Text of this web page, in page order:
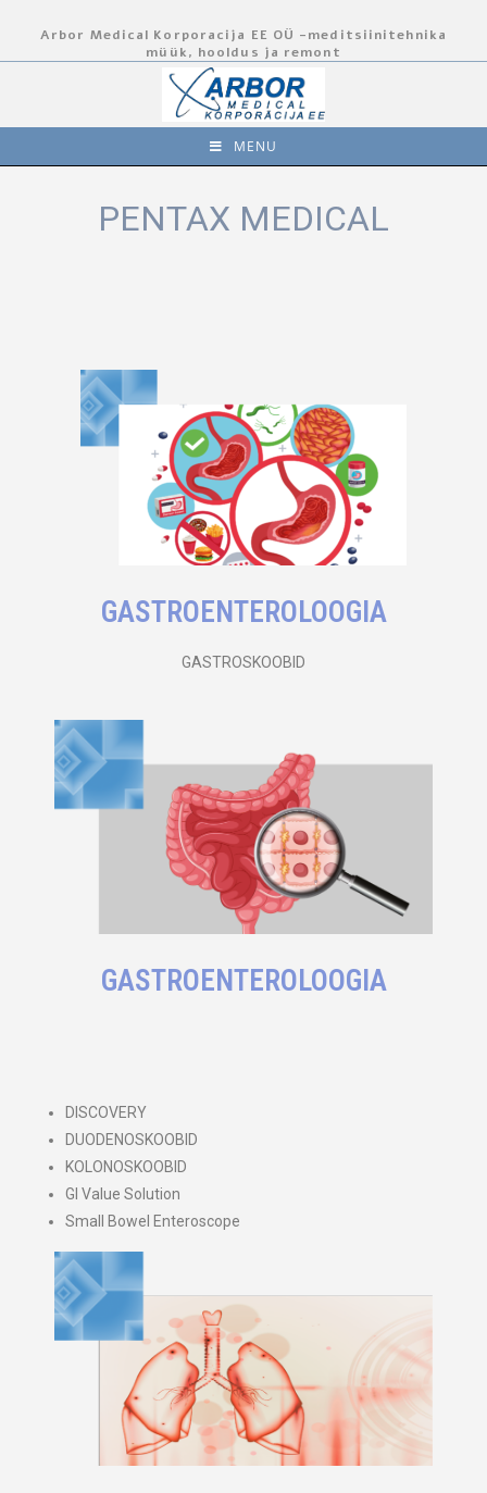
Arbor Medical Korporacija EE OÜ -meditsiinitehnika
müük, hooldus ja remont
MENU
PENTAX MEDICAL
GASTROENTEROLOOGIA​
GASTROSKOOBID
GASTROENTEROLOOGIA​
DISCOVERY
DUODENOSKOOBID
KOLONOSKOOBID
GI Value Solution
Small Bowel Enteroscope